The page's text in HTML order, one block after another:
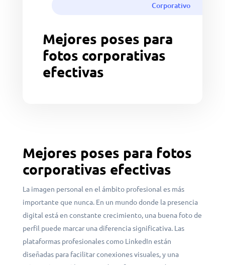
Corporativo
Mejores poses para
fotos corporativas
efectivas
Mejores poses para fotos
corporativas efectivas
La imagen personal en el ámbito profesional es más
importante que nunca. En un mundo donde la presencia
digital está en constante crecimiento, una buena foto de
perfil puede marcar una diferencia significativa. Las
plataformas profesionales como LinkedIn están
diseñadas para facilitar conexiones visuales, y una